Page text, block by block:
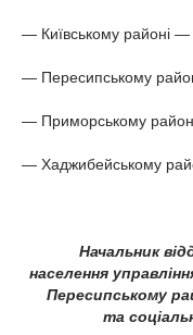
— Київському районі
— Пересипському
— Приморському
— Хаджибейському
Начальник
населення
Пересипському
та